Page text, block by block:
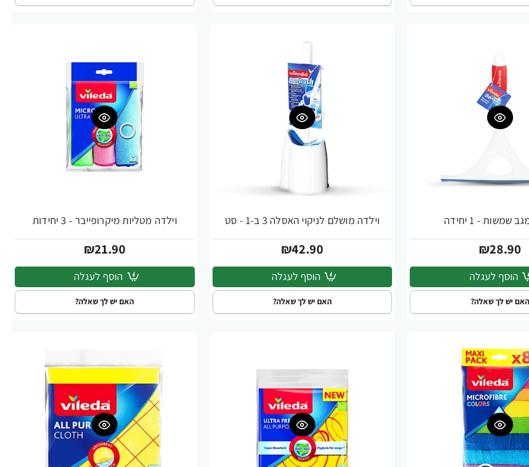
שמשות - 1 יחידה
₪28.90
הוסף לעגלה
האם יש לך שאלה?
וילדה מושלם לניקוי האסלה 3 ב-1 - סט
₪42.90
הוסף לעגלה
האם יש לך שאלה?
וילדה מטליות מיקרופייבר - 3 יחידות
₪21.90
הוסף לעגלה
האם יש לך שאלה?